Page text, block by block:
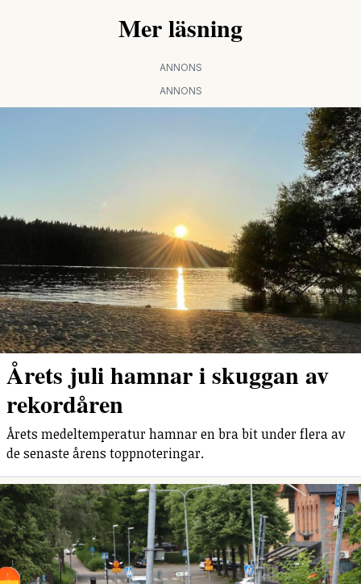
Mer läsning
ANNONS
ANNONS
Årets juli hamnar i skuggan av
rekordåren
Årets medeltemperatur hamnar en bra bit under flera av
de senaste årens toppnoteringar.